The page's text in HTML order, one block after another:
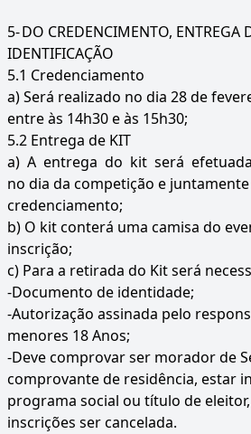
5-DO CREDENCIMENTO, ENTREGA
IDENTIFICAÇÃO
5.1 Credenciamento
a) Será realizado no dia 28 de
entre às 14h30 e às 15h30;
5.2 Entrega de KIT
a) A entrega do kit será
no dia da competição e
credenciamento;
b) O kit conterá uma camisa do
inscrição;
c) Para a retirada do Kit será
-Documento de identidade;
-Autorização assinada pelo
menores 18 Anos;
-Deve comprovar ser morador de
comprovante de residência, estar
programa social ou título de
inscrições ser cancelada.